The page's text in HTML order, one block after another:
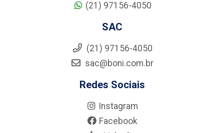
(21) 97156-4050
SAC
(21) 97156-4050
sac@boni.com.br
Redes Sociais
Instagram
Facebook